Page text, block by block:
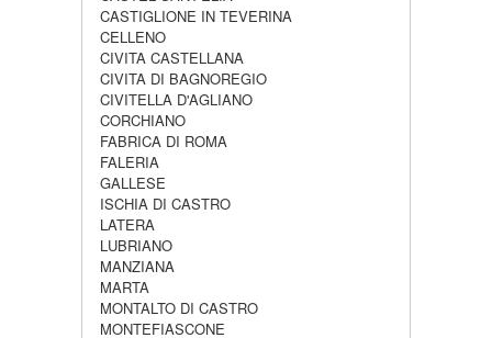
CASTIGLIONE IN TEVERINA
CELLENO
CIVITA CASTELLANA
CIVITA DI BAGNOREGIO
CIVITELLA D'AGLIANO
CORCHIANO
FABRICA DI ROMA
FALERIA
GALLESE
ISCHIA DI CASTRO
LATERA
LUBRIANO
MANZIANA
MARTA
MONTALTO DI CASTRO
MONTEFIASCONE